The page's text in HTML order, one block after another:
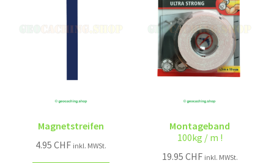
Magnetstreifen
4.95CHF inkl. MWSt.
Montageband
100kg / m !
19.95 CHF inkl. MWSt.